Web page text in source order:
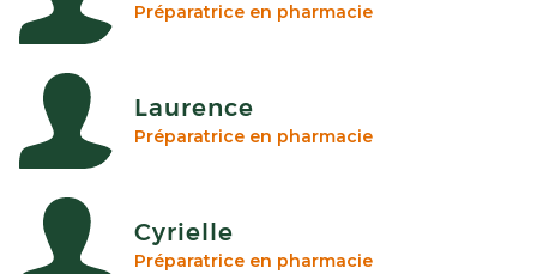
Préparatrice en pharmacie
Laurence
Préparatrice en pharmacie
Cyrielle
Préparatrice en pharmacie